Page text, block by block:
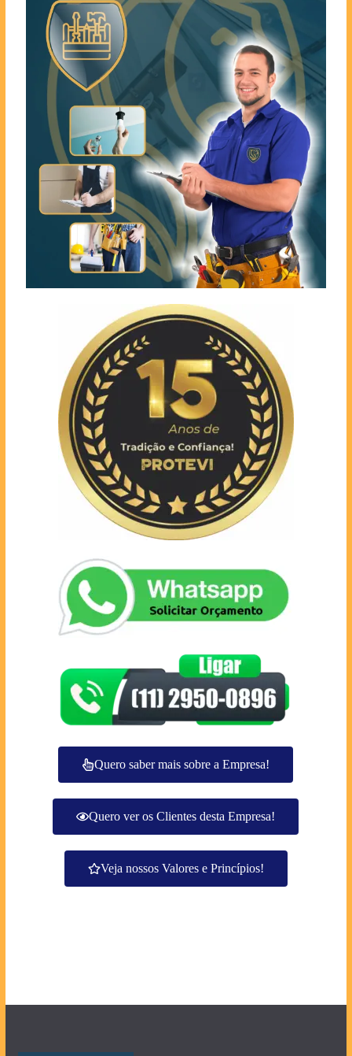
Quero saber mais sobre a Empresa!
Quero ver os Clientes desta Empresa!
Veja nossos Valores e Princípios!